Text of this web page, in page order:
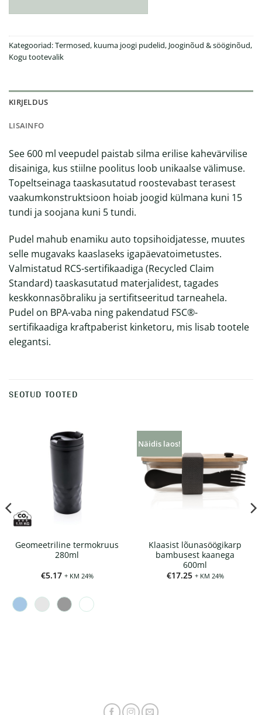
Kategooriad:Termosed, kuuma joogi pudelid, Jooginõud & sööginõud,
Kogu tootevalik
KIRJELDUS
LISAINFO
See 600 ml veepudel paistab silma erilise kahevärvilise
disainiga, kus stiilne poolitus loob unikaalse välimuse.
Topeltseinaga taaskasutatud roostevabast terasest
vaakumkonstruktsioon hoiab joogid külmana kuni 15
tundi ja soojana kuni 5 tundi.
Pudel mahub enamiku auto topsihoidjatesse, muutes
selle mugavaks kaaslaseks igapäevatoimetustes.
Valmistatud RCS-sertifikaadiga (Recycled Claim
Standard) taaskasutatud materjalidest, tagades
keskkonnasõbraliku ja sertifitseeritud tarneahela.
Pudel on BPA-vaba ning pakendatud FSC®-
sertifikaadiga kraftpaberist kinketoru, mis lisab tootele
elegantsi.
SEOTUD TOOTED
Geomeetriline termokruus
280ml
€5.17 + KM 24%
Näidis laos!
Klaasist lõunasöögikarp
bambusest kaanega
600ml
€17.25 + KM 24%